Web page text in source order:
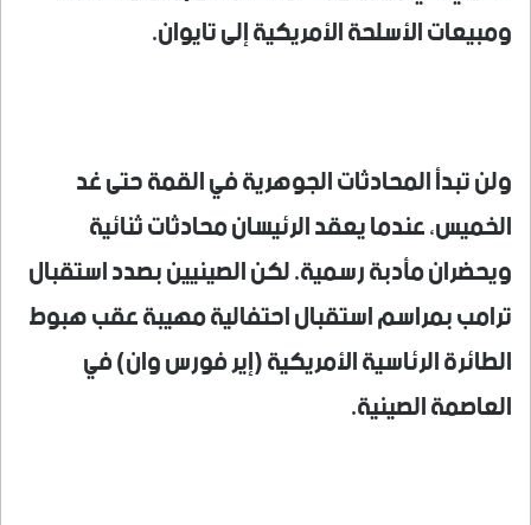
ومبيعات الأسلحة الأمريكية إلى تايوان.
ولن تبدأ المحادثات الجوهرية في القمة حتى غد
الخميس، عندما يعقد الرئيسان محادثات ثنائية
ويحضران مأدبة رسمية. لكن الصينيين بصدد استقبال
ترامب بمراسم استقبال احتفالية مهيبة عقب هبوط
الطائرة الرئاسية الأمريكية (إير فورس وان) في
العاصمة الصينية.